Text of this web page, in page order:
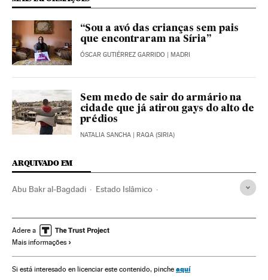
“Sou a avó das crianças sem pais
que encontraram na Síria”
ÓSCAR GUTIÉRREZ GARRIDO | MADRI
Sem medo de sair do armário na
cidade que já atirou gays do alto de
prédios
NATALIA SANCHA | RAQA (SIRIA)
ARQUIVADO EM
Abu Bakr al-Bagdadi Estado Islâmico
Jihadismo Grupos terroristas
Adere a
Mais informações
Si está interesado en licenciar este contenido, pinche aquí